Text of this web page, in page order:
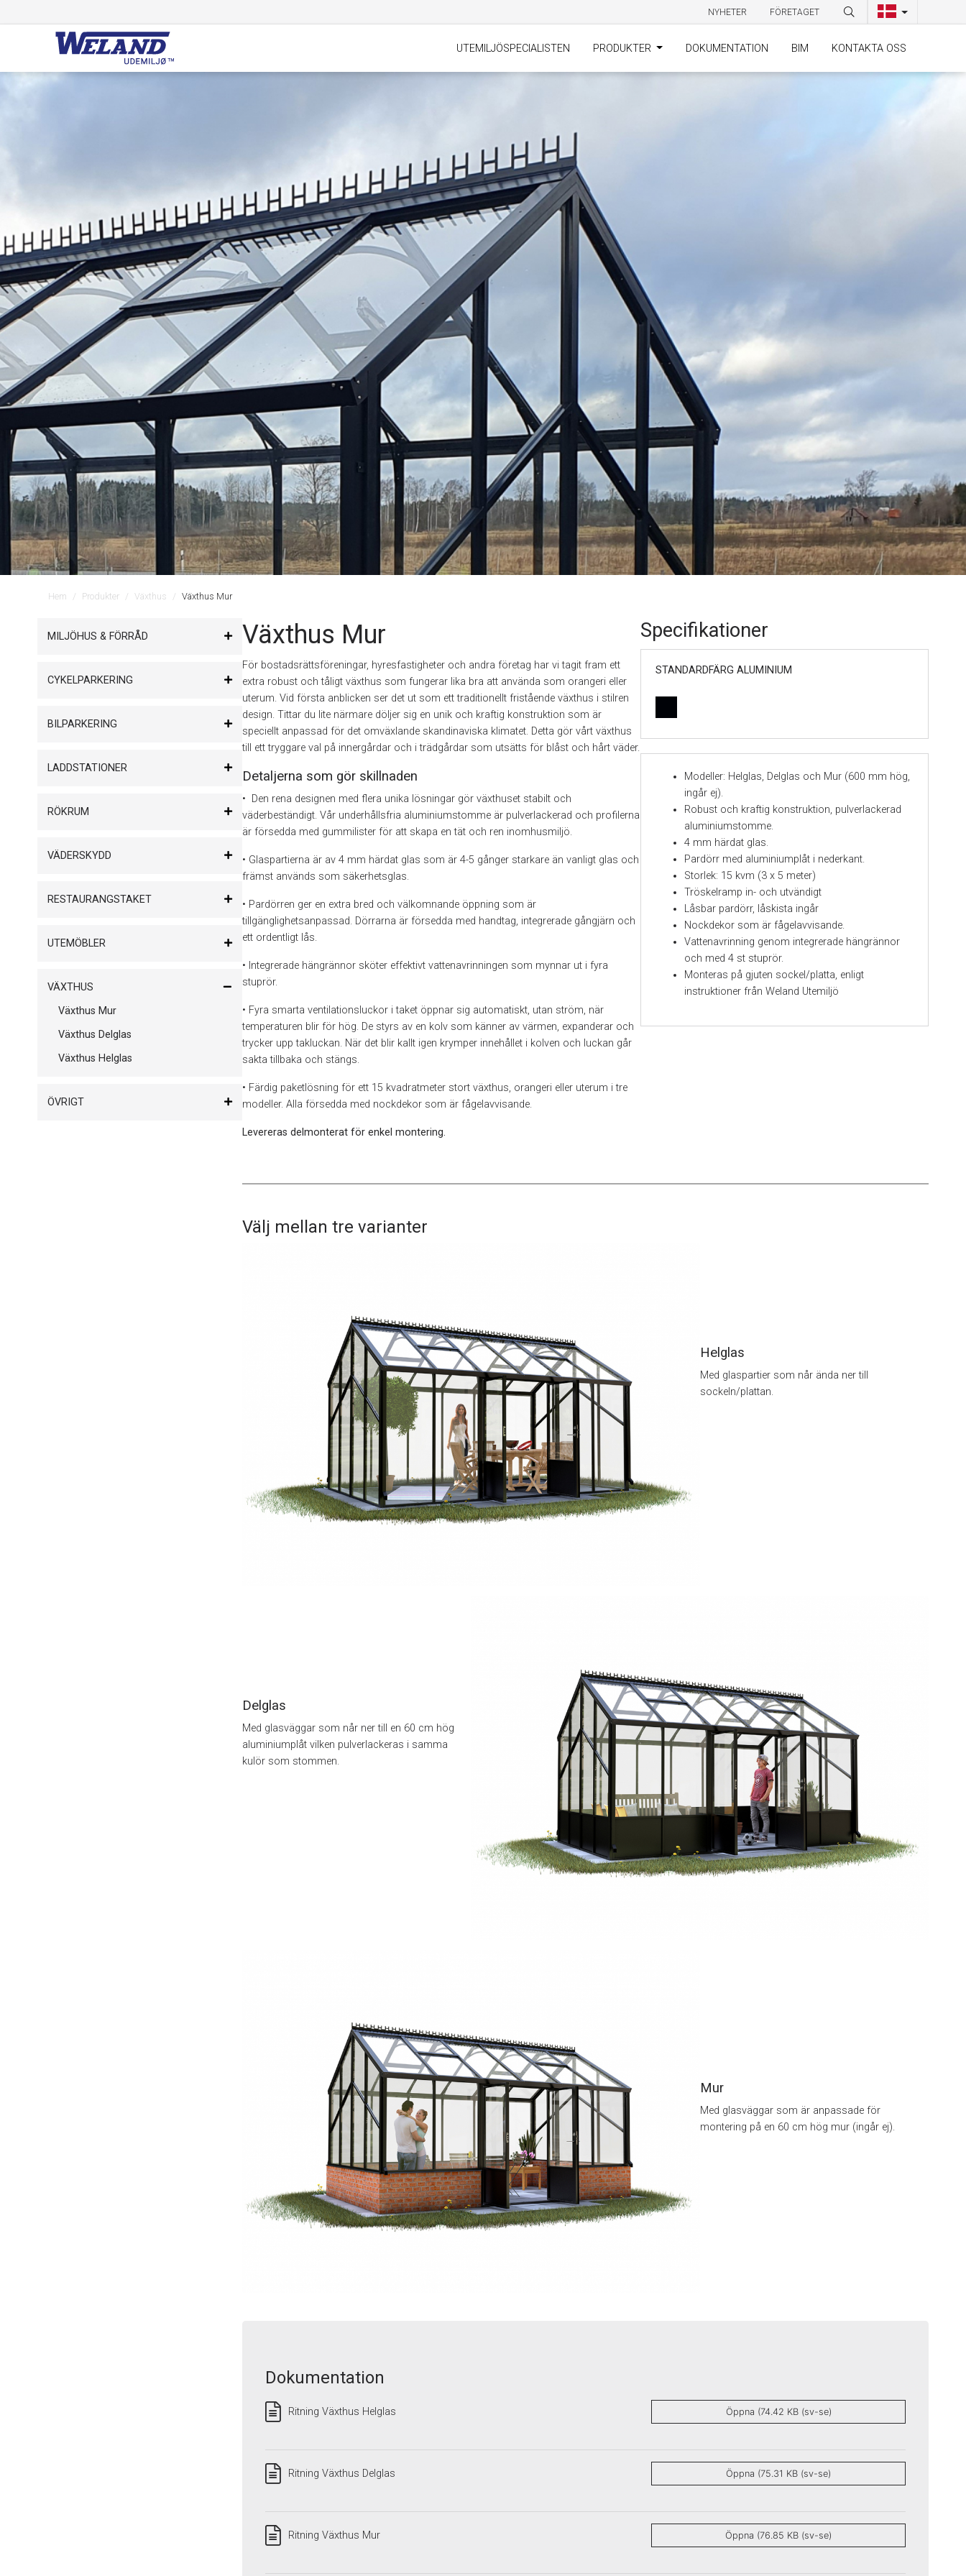
NYHETER FÖRETAGET
UTEMILJÖSPECIALISTEN PRODUKTER DOKUMENTATION BIM KONTAKTA OSS
Hem Produkter Växthus Växthus Mur
MILJÖHUS & FÖRRÅD
CYKELPARKERING
BILPARKERING
LADDSTATIONER
RÖKRUM
VÄDERSKYDD
RESTAURANGSTAKET
UTEMÖBLER
VÄXTHUS
Växthus Mur
Växthus Delglas
Växthus Helglas
ÖVRIGT
Växthus Mur
För bostadsrättsföreningar, hyresfastigheter och andra företag har vi tagit fram ett
extra robust och tåligt växthus som fungerar lika bra att använda som orangeri eller
uterum. Vid första anblicken ser det ut som ett traditionellt fristående växthus i stilren
design. Tittar du lite närmare döljer sig en unik och kraftig konstruktion som är
speciellt anpassad för det omväxlande skandinaviska klimatet. Detta gör vårt växthus
till ett tryggare val på innergårdar och i trädgårdar som utsätts för blåst och hårt väder.
Detaljerna som gör skillnaden
• Den rena designen med flera unika lösningar gör växthuset stabilt och
väderbeständigt. Vår underhållsfria aluminiumstomme är pulverlackerad och profilerna
är försedda med gummilister för att skapa en tät och ren inomhusmiljö.
• Glaspartierna är av 4 mm härdat glas som är 4-5 gånger starkare än vanligt glas och
främst används som säkerhetsglas.
• Pardörren ger en extra bred och välkomnande öppning som är
tillgänglighetsanpassad. Dörrarna är försedda med handtag, integrerade gångjärn och
ett ordentligt lås.
• Integrerade hängrännor sköter effektivt vattenavrinningen som mynnar ut i fyra
stuprör.
• Fyra smarta ventilationsluckor i taket öppnar sig automatiskt, utan ström, när
temperaturen blir för hög. De styrs av en kolv som känner av värmen, expanderar och
trycker upp takluckan. När det blir kallt igen krymper innehållet i kolven och luckan går
sakta tillbaka och stängs.
• Färdig paketlösning för ett 15 kvadratmeter stort växthus, orangeri eller uterum i tre
modeller. Alla försedda med nockdekor som är fågelavvisande.
Levereras delmonterat för enkel montering.
Specifikationer
STANDARDFÄRG ALUMINIUM
Modeller: Helglas, Delglas och Mur (600 mm hög,
ingår ej).
Robust och kraftig konstruktion, pulverlackerad
aluminiumstomme.
4 mm härdat glas.
Pardörr med aluminiumplåt i nederkant.
Storlek: 15 kvm (3 x 5 meter)
Tröskelramp in- och utvändigt
Låsbar pardörr, låskista ingår
Nockdekor som är fågelavvisande.
Vattenavrinning genom integrerade hängrännor
och med 4 st stuprör.
Monteras på gjuten sockel/platta, enligt
instruktioner från Weland Utemiljö
Välj mellan tre varianter
Helglas
Med glaspartier som når ända ner till
sockeln/plattan.
Delglas
Med glasväggar som når ner till en 60 cm hög
aluminiumplåt vilken pulverlackeras i samma
kulör som stommen.
Mur
Med glasväggar som är anpassade för
montering på en 60 cm hög mur (ingår ej).
Dokumentation
Ritning Växthus Helglas Öppna (74.42 KB (sv-se)
Ritning Växthus Delglas Öppna (75.31 KB (sv-se)
Ritning Växthus Mur Öppna (76.85 KB (sv-se)